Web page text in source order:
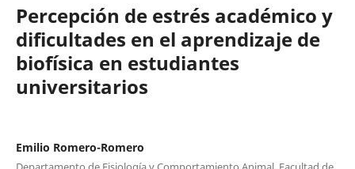
Percepción de estrés académico y
dificultades en el aprendizaje de
biofísica en estudiantes
universitarios
Emilio Romero-Romero